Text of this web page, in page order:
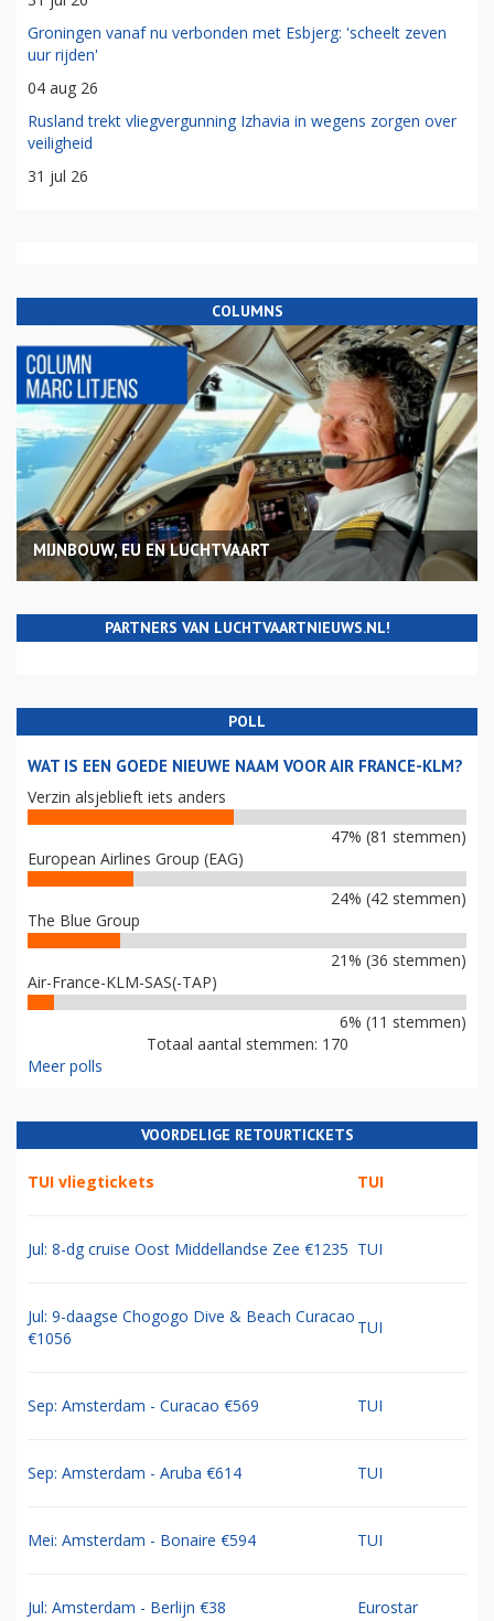
Groningen vanaf nu verbonden met Esbjerg: 'scheelt zeven
uur rijden'
04 aug 26
Rusland trekt vliegvergunning Izhavia in wegens zorgen over
veiligheid
31 jul 26
COLUMNS
MIJNBOUW, EU EN LUCHTVAART
PARTNERS VAN LUCHTVAARTNIEUWS.NL!
POLL
WAT IS EEN GOEDE NIEUWE NAAM VOOR AIR FRANCE-KLM?
Verzin alsjeblieft iets anders
47% (81 stemmen)
European Airlines Group (EAG)
24% (42 stemmen)
The Blue Group
21% (36 stemmen)
Air-France-KLM-SAS(-TAP)
6% (11 stemmen)
Totaal aantal stemmen: 170
Meer polls
VOORDELIGE RETOURTICKETS
TUI vliegtickets TUI
Jul: 8-dg cruise Oost Middellandse Zee €1235 TUI
Jul: 9-daagse Chogogo Dive & Beach Curacao
€1056
TUI
Sep: Amsterdam - Curacao €569 TUI
Sep: Amsterdam - Aruba €614 TUI
Mei: Amsterdam - Bonaire €594 TUI
Jul: Amsterdam - Berlijn €38 Eurostar